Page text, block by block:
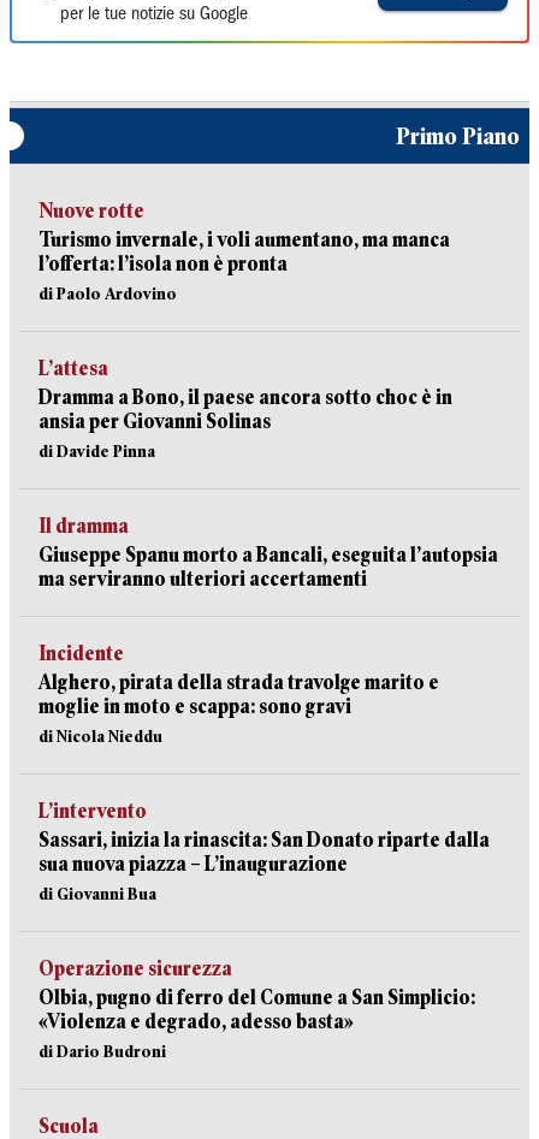
per le tue notizie su Google
Primo Piano
Nuove rotte
Turismo invernale, i voli aumentano, ma manca
l’offerta: l’isola non è pronta
di Paolo Ardovino
L’attesa
Dramma a Bono, il paese ancora sotto choc è in
ansia per Giovanni Solinas
di Davide Pinna
Il dramma
Giuseppe Spanu morto a Bancali, eseguita l’autopsia
ma serviranno ulteriori accertamenti
Incidente
Alghero, pirata della strada travolge marito e
moglie in moto e scappa: sono gravi
di Nicola Nieddu
L’intervento
Sassari, inizia la rinascita: San Donato riparte dalla
sua nuova piazza – L’inaugurazione
di Giovanni Bua
Operazione sicurezza
Olbia, pugno di ferro del Comune a San Simplicio:
«Violenza e degrado, adesso basta»
di Dario Budroni
Scuola